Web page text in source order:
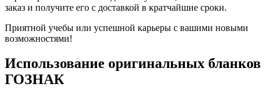
заказ и получите его с доставкой в кратчайшие сроки.
Приятной учебы или успешной карьеры с вашими новыми
возможностями!
Использование оригинальных бланков
ГОЗНАК